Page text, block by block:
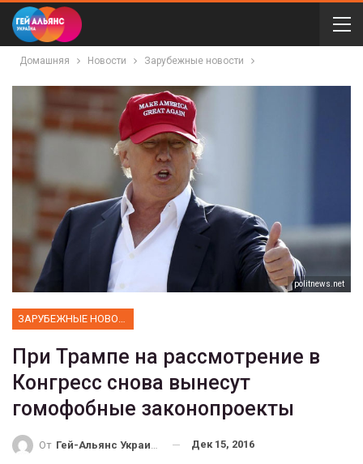
Домашняя Новости Зарубежные новости
politnews.net
ЗАРУБЕЖНЫЕ НОВОСТИ
При Трампе на рассмотрение в
Конгресс снова вынесут
гомофобные законопроекты
От Гей-Альянс Украина Дек 15, 2016